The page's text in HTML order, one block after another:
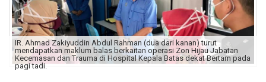
IR. Ahmad Zakiyuddin Abdul Rahman (dua dari kanan) turut
mendapatkan maklum balas berkaitan operasi Zon Hijau Jabatan
Kecemasan dan Trauma di Hospital Kepala Batas dekat Bertam pada
pagi tadi.